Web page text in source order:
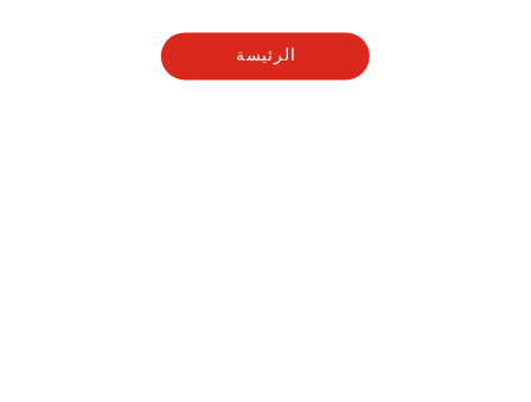
الرئيسة